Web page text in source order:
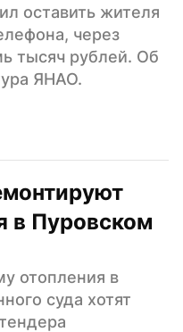
оставить жителя
через
тысяч рублей. Об
ЯНАО.
в Пуровском
отопления в
суда хотят